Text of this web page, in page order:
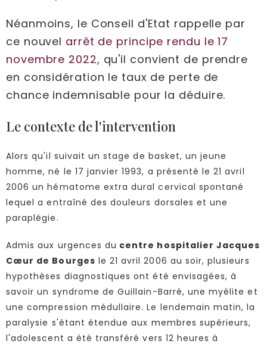
Néanmoins, le Conseil d'Etat rappelle par
ce nouvel arrêt de principe rendu le 17
novembre 2022, qu'il convient de prendre
en considération le taux de perte de
chance indemnisable pour la déduire.
Le contexte de l'intervention
Alors qu'il suivait un stage de basket, un jeune
homme, né le 17 janvier 1993, a présenté le 21 avril
2006 un hématome extra dural cervical spontané
lequel a entraîné des douleurs dorsales et une
paraplégie.
Admis aux urgences du centre hospitalier Jacques
Cœur de Bourges le 21 avril 2006 au soir, plusieurs
hypothèses diagnostiques ont été envisagées, à
savoir un syndrome de Guillain-Barré, une myélite et
une compression médullaire. Le lendemain matin, la
paralysie s'étant étendue aux membres supérieurs,
l'adolescent a été transféré vers 12 heures à